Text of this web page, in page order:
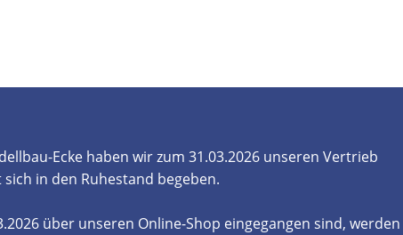
Ecke haben wir zum 31.03.2026 unseren Vertrieb
in den Ruhestand begeben.
über unseren Online-Shop eingegangen sind,